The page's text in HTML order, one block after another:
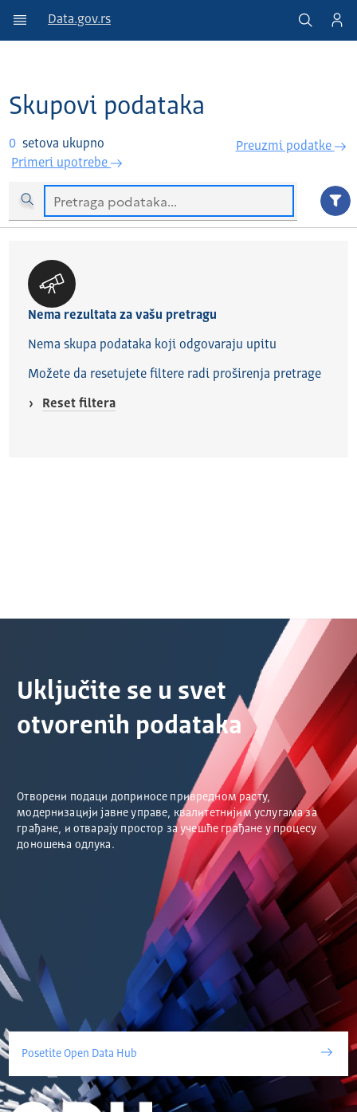
Data.gov.rs
Skupovi podataka
0 setova ukupno
Primeri upotrebe
Preuzmi podatke
Nema rezultata za vašu pretragu
Nema skupa podataka koji odgovaraju upitu
Možete da resetujete filtere radi proširenja pretrage
Reset filtera
Uključite se u svet
otvorenih podataka
Отворени подаци доприносе привредном расту,
модернизацији јавне управе, квалитетнијим услугама за
грађане, и отварају простор за учешће грађане у процесу
доношења одлука.
Posetite Open Data Hub